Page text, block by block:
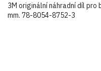
3M originální náhradní díl
mm. 78-8054-8752-3